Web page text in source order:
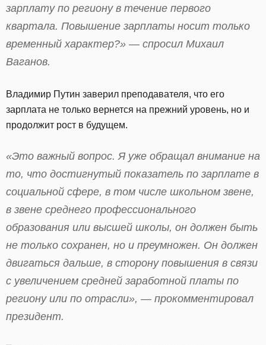
зарплату по региону в течение первого
квартала. Повышение зарплаты носит только
временный характер?» — спросил Михаил
Ваганов.
Владимир Путин заверил преподавателя, что его
зарплата не только вернется на прежний уровень, но и
продолжит рост в будущем.
«Это важный вопрос. Я уже обращал внимание на
то, что достигнутый показатель по зарплате в
социальной сфере, в том числе школьном звене,
в звене среднего профессионального
образования или высшей школы, он должен быть
не только сохранен, но и преумножен. Он должен
двигаться дальше, в сторону повышения в связи
с увеличением средней заработной платы по
региону или по отрасли», — прокомментировал
президент.